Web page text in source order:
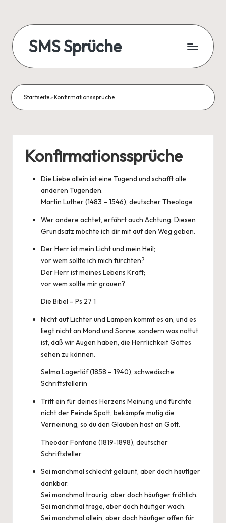
content
SMS Sprüche
Startseite» Konfirmationssprüche
Konfirmationssprüche
Die Liebe allein ist eine Tugend und schafft alle
anderen Tugenden.
Martin Luther (1483 – 1546), deutscher Theologe
Wer andere achtet, erfährt auch Achtung. Diesen
Grundsatz möchte ich dir mit auf den Weg geben.
Der Herr ist mein Licht und mein Heil;
vor wem sollte ich mich fürchten?
Der Herr ist meines Lebens Kraft;
vor wem sollte mir grauen?
Die Bibel – Ps 27 1
Nicht auf Lichter und Lampen kommt es an, und es
liegt nicht an Mond und Sonne, sondern was nottut
ist, daß wir Augen haben, die Herrlichkeit Gottes
sehen zu können.
Selma Lagerlöf (1858 – 1940), schwedische
Schriftstellerin
Tritt ein für deines Herzens Meinung und fürchte
nicht der Feinde Spott, bekämpfe mutig die
Verneinung, so du den Glauben hast an Gott.
Theodor Fontane (1819-1898), deutscher
Schriftsteller
Sei manchmal schlecht gelaunt, aber doch häufiger
dankbar.
Sei manchmal traurig, aber doch häufiger fröhlich.
Sei manchmal träge, aber doch häufiger wach.
Sei manchmal allein, aber doch häufiger offen für